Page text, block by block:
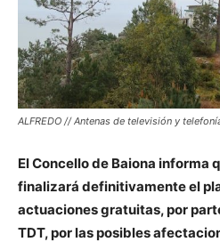
ALFREDO // Antenas de televisión y
El Concello de Baiona informa
finalizará definitivamente el
actuaciones gratuitas, por
TDT, por las posibles